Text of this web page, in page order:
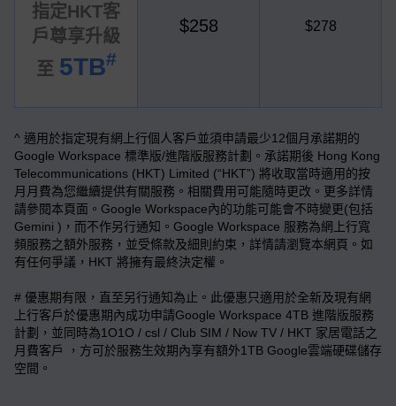
指定HKT客
戶尊享升級
至 5TB#
$258 $278
^ 適用於指定現有網上行個人客戶並須申請最少12個月承諾期的
Google Workspace 標準版/進階版服務計劃。承諾期後 Hong Kong
Telecommunications (HKT) Limited (“HKT”) 將收取當時適用的按
月月費為您繼續提供有關服務。相關費用可能隨時更改。更多詳情
請參閱本頁面。Google Workspace內的功能可能會不時變更(包括
Gemini )，而不作另行通知。Google Workspace 服務為網上行寬
頻服務之額外服務，並受條款及細則約束，詳情請瀏覽本網頁。如
有任何爭議，HKT 將擁有最終決定權。
# 優惠期有限，直至另行通知為止。此優惠只適用於全新及現有網
上行客戶於優惠期內成功申請Google Workspace 4TB 進階版服務
計劃，並同時為1O1O / csl / Club SIM / Now TV / HKT 家居電話之
月費客戶 ，方可於服務生效期內享有額外1TB Google雲端硬碟儲存
空間。